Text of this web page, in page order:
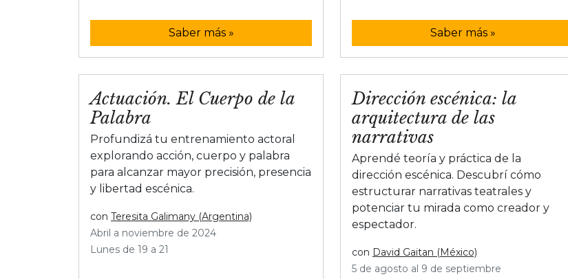
Saber más » Saber más »
Actuación. El Cuerpo de la
Palabra
Profundizá tu entrenamiento actoral
explorando acción, cuerpo y palabra
para alcanzar mayor precisión, presencia
y libertad escénica.
con Teresita Galimany (Argentina)
Abril a noviembre de 2024
Lunes de 19 a 21
Dirección escénica: la
arquitectura de las
narrativas
Aprendé teoría y práctica de la
dirección escénica. Descubrí cómo
estructurar narrativas teatrales y
potenciar tu mirada como creador y
espectador.
con David Gaitan (México)
5 de agosto al 9 de septiembre